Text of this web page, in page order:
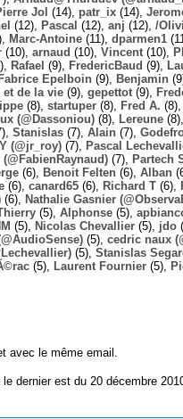
Jol (14), patr_ix (14),
(12), Pascal (12), anj (12), /
Marc-Antoine (11), dparmen1
(10), arnaud (10), Vincent (10),
Rafael (9), FredericBaud (9),
Fabrice Epelboin (9), Benjamin
et de la vie (9), gepettot (9),
(8), startuper (8), Fred A. (8),
(@Dassoniou) (8), Lereune (8),
Stanislas (7), Alain (7),
(@jr_roy) (7), Pascal
(@FabienRaynaud) (7), Partech
(6), Benoit Felten (6), Alban
(6), canard65 (6), Richard T (6),
(6), Nathalie Gasnier
(5), Alphonse (5),
(5), Nicolas Chevallier (5), jdo
(5), cedric naux
(5), Stanislas
(5), Laurent Fournier (5),
avec le même email.
dernier est du 20 décembre